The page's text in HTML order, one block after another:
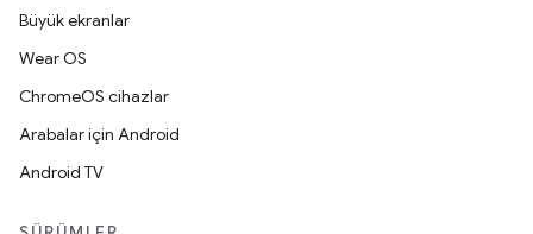
Büyük ekranlar
Wear OS
ChromeOS cihazlar
Arabalar için Android
Android TV